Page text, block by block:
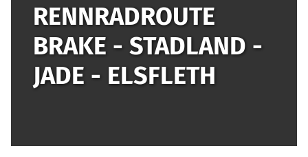
RENNRADROUTE
BRAKE - STADLAND -
JADE - ELSFLETH